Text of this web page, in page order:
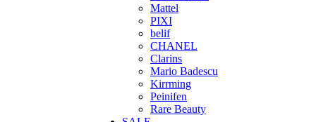
Mattel
PIXI
belif
CHANEL
Clarins
Mario Badescu
Kirrming
Peinifen
Rare Beauty